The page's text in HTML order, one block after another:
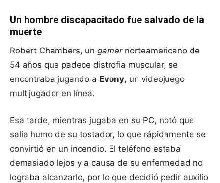
Un hombre discapacitado fue salvado de la
muerte
Robert Chambers, un gamernorteamericano de
54 años que padece distrofia muscular, se
encontraba jugando a Evony, un videojuego
multijugador en línea.
Esa tarde, mientras jugaba en su PC, notó que
salía humo de su tostador, lo que rápidamente se
convirtió en un incendio. El teléfono estaba
demasiado lejos y a causa de su enfermedad no
lograba alcanzarlo, por lo que decidió pedir auxilio